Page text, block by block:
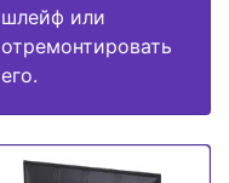
шлейф или
отремонтировать
его.